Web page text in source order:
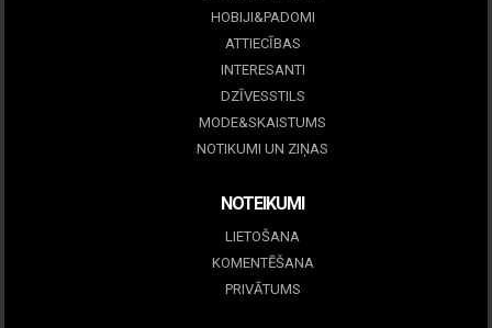
HOBIJI&PADOMI
ATTIECĪBAS
INTERESANTI
DZĪVESSTILS
MODE&SKAISTUMS
NOTIKUMI UN ZIŅAS
NOTEIKUMI
LIETOŠANA
KOMENTĒŠANA
PRIVĀTUMS